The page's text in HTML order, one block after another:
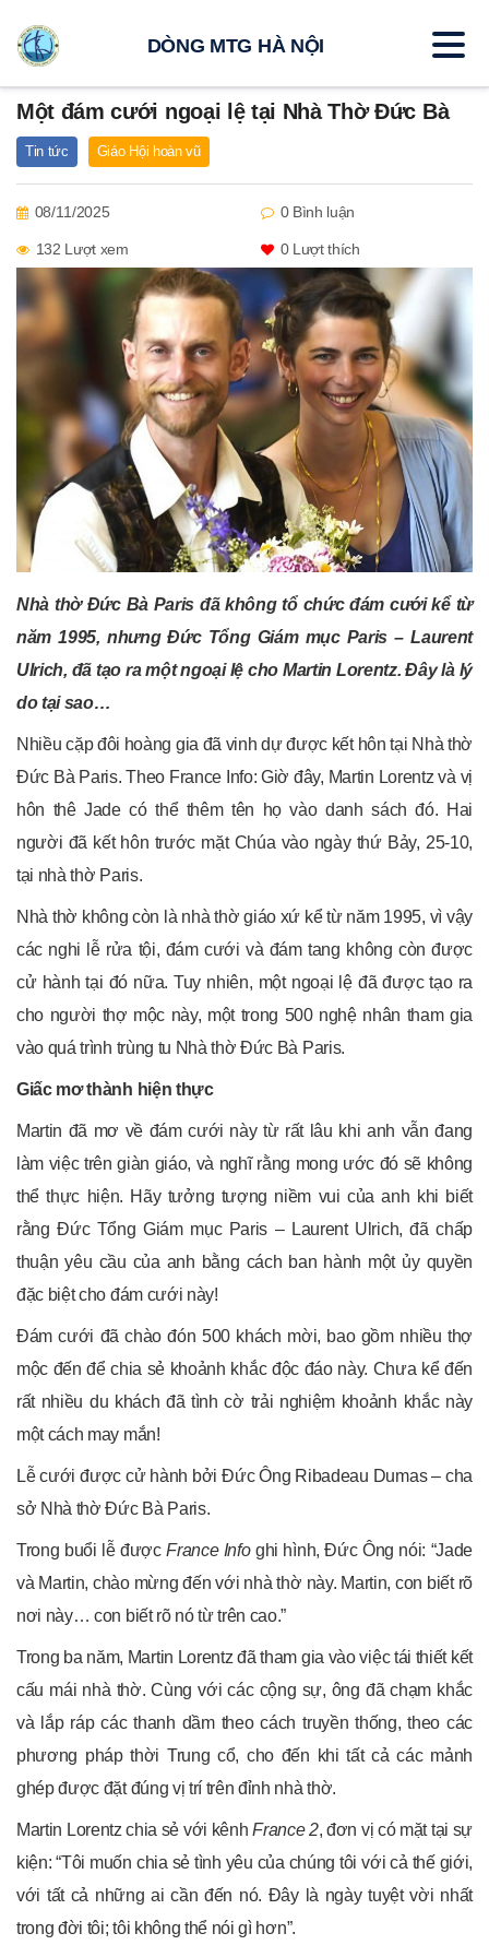
Một đám cưới ngoại lệ tại Nhà Thờ Đức Bà
Tin tức Giáo Hội hoàn vũ
08/11/2025 0 Bình luận
132 Lượt xem 0Lượt thích
Nhà thờ Đức Bà Paris đã không tổ chức đám cưới kể từ
năm 1995, nhưng Đức Tổng Giám mục Paris – Laurent
Ulrich, đã tạo ra một ngoại lệ cho Martin Lorentz. Đây là lý
do tại sao…
Nhiều cặp đôi hoàng gia đã vinh dự được kết hôn tại Nhà thờ
Đức Bà Paris. Theo France Info: Giờ đây, Martin Lorentz và vị
hôn thê Jade có thể thêm tên họ vào danh sách đó. Hai
người đã kết hôn trước mặt Chúa vào ngày thứ Bảy, 25-10,
tại nhà thờ Paris.
Nhà thờ không còn là nhà thờ giáo xứ kể từ năm 1995, vì vậy
các nghi lễ rửa tội, đám cưới và đám tang không còn được
cử hành tại đó nữa. Tuy nhiên, một ngoại lệ đã được tạo ra
cho người thợ mộc này, một trong 500 nghệ nhân tham gia
vào quá trình trùng tu Nhà thờ Đức Bà Paris.
Giấc mơ thành hiện thực
Martin đã mơ về đám cưới này từ rất lâu khi anh vẫn đang
làm việc trên giàn giáo, và nghĩ rằng mong ước đó sẽ không
thể thực hiện. Hãy tưởng tượng niềm vui của anh khi biết
rằng Đức Tổng Giám mục Paris – Laurent Ulrich, đã chấp
thuận yêu cầu của anh bằng cách ban hành một ủy quyền
đặc biệt cho đám cưới này!
Đám cưới đã chào đón 500 khách mời, bao gồm nhiều thợ
mộc đến để chia sẻ khoảnh khắc độc đáo này. Chưa kể đến
rất nhiều du khách đã tình cờ trải nghiệm khoảnh khắc này
một cách may mắn!
Lễ cưới được cử hành bởi Đức Ông Ribadeau Dumas – cha
sở Nhà thờ Đức Bà Paris.
Trong buổi lễ đượcFrance Infoghi hình, Đức Ông nói: “Jade
và Martin, chào mừng đến với nhà thờ này. Martin, con biết rõ
nơi này… con biết rõ nó từ trên cao.”
Trong ba năm, Martin Lorentz đã tham gia vào việc tái thiết kết
cấu mái nhà thờ. Cùng với các cộng sự, ông đã chạm khắc
và lắp ráp các thanh dầm theo cách truyền thống, theo các
phương pháp thời Trung cổ, cho đến khi tất cả các mảnh
ghép được đặt đúng vị trí trên đỉnh nhà thờ.
Martin Lorentz chia sẻ với kênhFrance 2, đơn vị có mặt tại sự
kiện: “Tôi muốn chia sẻ tình yêu của chúng tôi với cả thế giới,
với tất cả những ai cần đến nó. Đây là ngày tuyệt vời nhất
trong đời tôi; tôi không thể nói gì hơn”.
DÒNG MTG HÀ NỘI